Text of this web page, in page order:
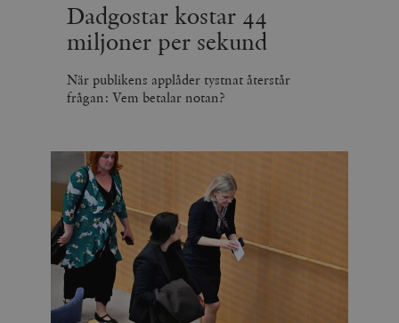
Dadgostar kostar 44
miljoner per sekund
När publikens applåder tystnat återstår
frågan: Vem betalar notan?